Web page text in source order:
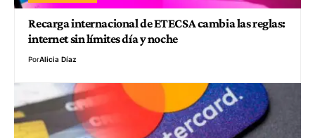
Recarga internacional de ETECSA cambia las reglas:
internet sin límites día y noche
PorAlicia Díaz